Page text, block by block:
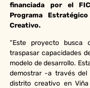
financiada por el
Programa
Creativo.
“Este proyecto busca
traspasar capacidades
modelo de desarrollo.
demostrar -a través
distrito creativo en